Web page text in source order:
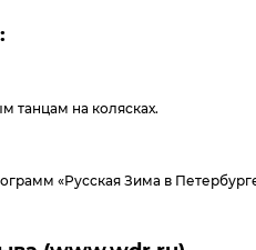
танцам на колясках.
«Русская Зима в